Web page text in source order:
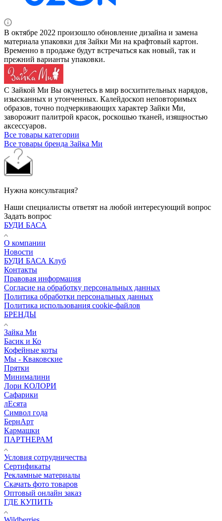
В октябре 2022 произошло обновление дизайна и замена
материала упаковки для Зайки Ми на крафтовый картон.
Временно в продаже будут встречаться как новый, так и
прежний варианты упаковки.
С Зайкой Ми Вы окунетесь в мир восхитительных нарядов,
изысканных и утонченных. Калейдоскоп неповторимых
образов, точно подчеркивающих характер Зайки Ми,
заворожит палитрой красок, роскошью тканей, изящностью
аксессуаров.
Все товары категории
Все товары бренда Зайка Ми
Нужна консультация?
Наши специалисты ответят на любой интересующий вопрос
Задать вопрос
БУДИ БАСА
О компании
Новости
БУДИ БАСА Клуб
Контакты
Правовая информация
Согласие на обработку персональных данных
Политика обработки персональных данных
Политика использования cookie-файлов
БРЕНДЫ
Зайка Ми
Басик и Ко
Кофейные коты
Мы - Кваковские
Прятки
Минималини
Лори КОЛОРИ
Сафарики
лЕсята
Символ года
БернАрт
Кармашки
ПАРТНЕРАМ
Условия сотрудничества
Сертификаты
Рекламные материалы
Скачать фото товаров
Оптовый онлайн заказ
ГДЕ КУПИТЬ